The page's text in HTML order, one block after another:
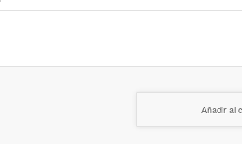
Añadir al